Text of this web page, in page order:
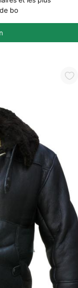
bo